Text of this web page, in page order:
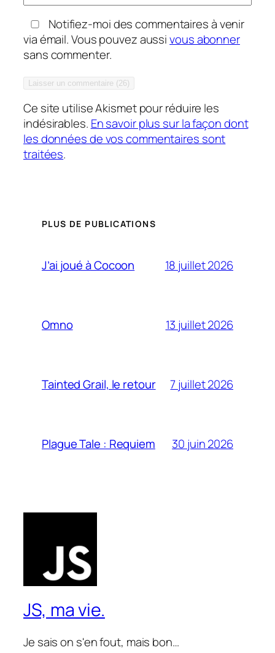
Notifiez-moi des commentaires à venir
via émail. Vous pouvez aussivous abonner
sans commenter.
Ce site utilise Akismet pour réduire les
indésirables. En savoir plus sur la façon dont
les données de vos commentaires sont
traitées.
PLUS DE PUBLICATIONS
J’ai joué à Cocoon 18 juillet 2026
Omno 13 juillet 2026
Tainted Grail, le retour 7 juillet 2026
Plague Tale : Requiem 30 juin 2026
JS, ma vie.
Je sais on s'en fout, mais bon…